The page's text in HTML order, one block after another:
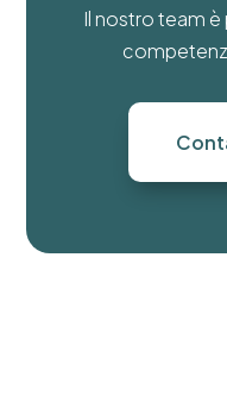
Il nostro team